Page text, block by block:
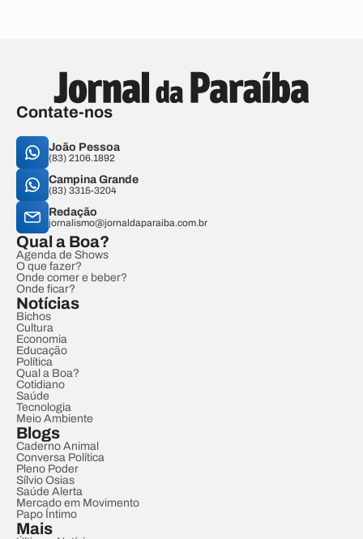
Contate-nos
João Pessoa
(83) 2106.1892
Campina Grande
(83) 3315-3204
Redação
jornalismo@jornaldaparaiba.com.br
Qual a Boa?
Agenda de Shows
O que fazer?
Onde comer e beber?
Onde ficar?
Notícias
Bichos
Cultura
Economia
Educação
Política
Qual a Boa?
Cotidiano
Saúde
Tecnologia
Meio Ambiente
Blogs
Caderno Animal
Conversa Política
Pleno Poder
Sílvio Osias
Saúde Alerta
Mercado em Movimento
Papo Íntimo
Mais